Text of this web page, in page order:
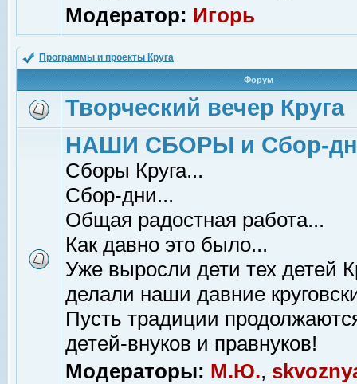
Модератор: Игорь
Программы и проекты Круга
Форум
Творческий вечер Круга
НАШИ СБОРЫ и Сбор-
Сборы Круга...
Сбор-дни...
Общая радостная работа...
Как давно это было...
Уже выросли дети тех детей
делали наши давние
Пусть традиции
детей-внуков и правнуков!
Модераторы: М.Ю.,